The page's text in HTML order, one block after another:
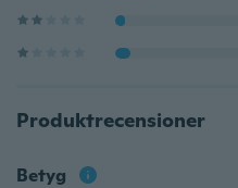
Produktrecensioner
Betyg